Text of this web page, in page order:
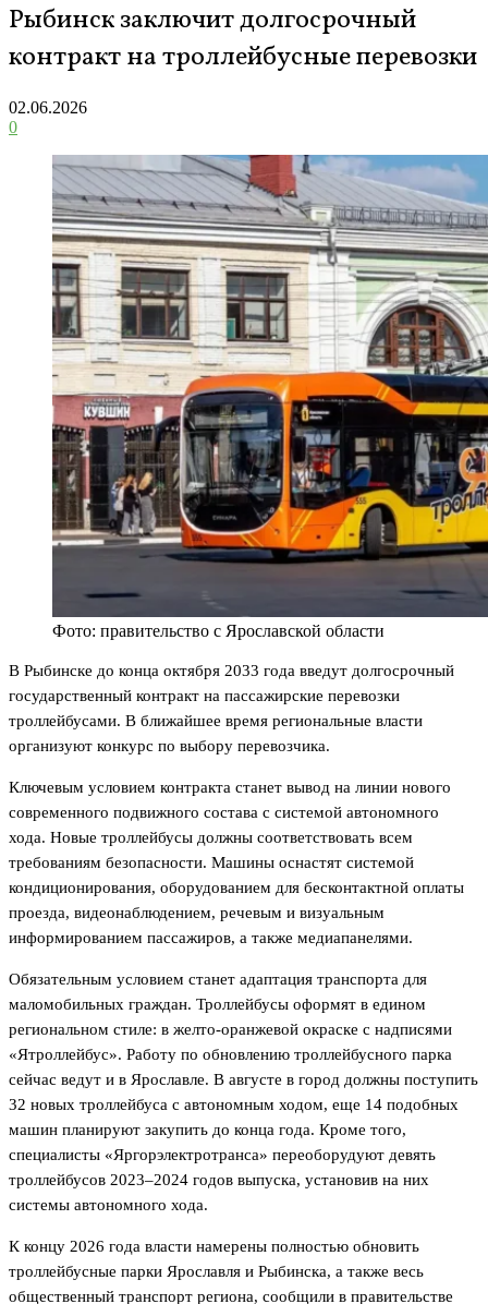
Рыбинск заключит долгосрочный
контракт на троллейбусные перевозки
02.06.2026
0
Фото: правительство с Ярославской области
В Рыбинске до конца октября 2033 года введут долгосрочный
государственный контракт на пассажирские перевозки
троллейбусами. В ближайшее время региональные власти
организуют конкурс по выбору перевозчика.
Ключевым условием контракта станет вывод на линии нового
современного подвижного состава с системой автономного
хода. Новые троллейбусы должны соответствовать всем
требованиям безопасности. Машины оснастят системой
кондиционирования, оборудованием для бесконтактной оплаты
проезда, видеонаблюдением, речевым и визуальным
информированием пассажиров, а также медиапанелями.
Обязательным условием станет адаптация транспорта для
маломобильных граждан. Троллейбусы оформят в едином
региональном стиле: в желто-оранжевой окраске с надписями
«Ятроллейбус». Работу по обновлению троллейбусного парка
сейчас ведут и в Ярославле. В августе в город должны поступить
32 новых троллейбуса с автономным ходом, еще 14 подобных
машин планируют закупить до конца года. Кроме того,
специалисты «Яргорэлектротранса» переоборудуют девять
троллейбусов 2023–2024 годов выпуска, установив на них
системы автономного хода.
К концу 2026 года власти намерены полностью обновить
троллейбусные парки Ярославля и Рыбинска, а также весь
общественный транспорт региона, сообщили в правительстве